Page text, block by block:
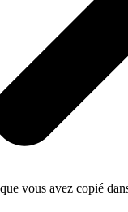
vous avez copié